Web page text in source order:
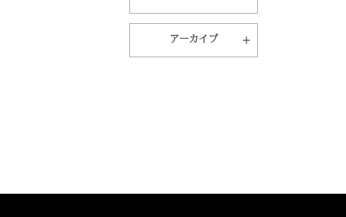
アーカイブ